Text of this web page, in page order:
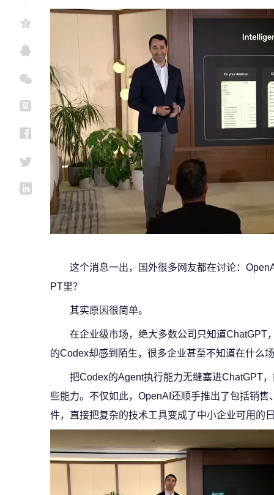
这个消息一出，国外很多网友都在讨论：
PT里？
其实原因很简单。
在企业级市场，绝大多数公司只知道ChatGPT
的Codex却感到陌生，很多企业甚至不知道在什么
把Codex的Agent执行能力无缝塞进ChatGPT
些能力。不仅如此，OpenAI还顺手推出了包括销
件，直接把复杂的技术工具变成了中小企业可用的